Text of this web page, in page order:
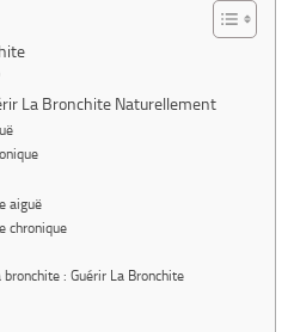
La Bronchite Naturellement
aiguë
chronique
: Guérir La Bronchite